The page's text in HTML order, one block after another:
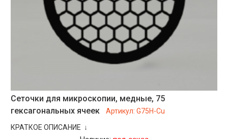
Сеточки для микроскопии, медные, 75
гексагональных ячеек
Артикул:G75H-Cu
КРАТКОЕ ОПИСАНИЕ ↓